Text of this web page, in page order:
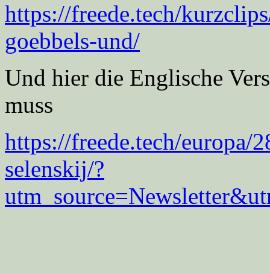
https://freede.tech/
goebbels-und/
Und hier die Englische
muss
https://freede.tech/europa/
selenskij/?